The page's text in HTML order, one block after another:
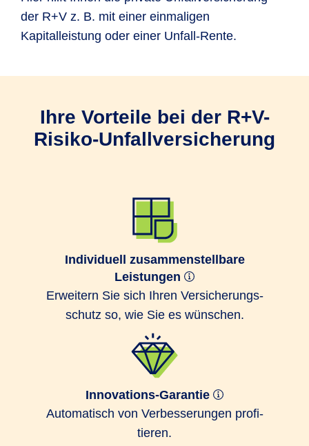
der R+V z. B. mit einer einmaligen
Kapitalleistung oder einer Unfall-Rente.
Ihre Vorteile bei der R+V-
Risiko-Unfallversicherung
Individuell zusammenstellbare
Leistungen
Erweitern Sie sich Ihren Ver­sicherungs­
schutz so, wie Sie es wünschen.
Innovations-Garantie
Auto­matisch von Ver­bes­serungen profi­
tieren.